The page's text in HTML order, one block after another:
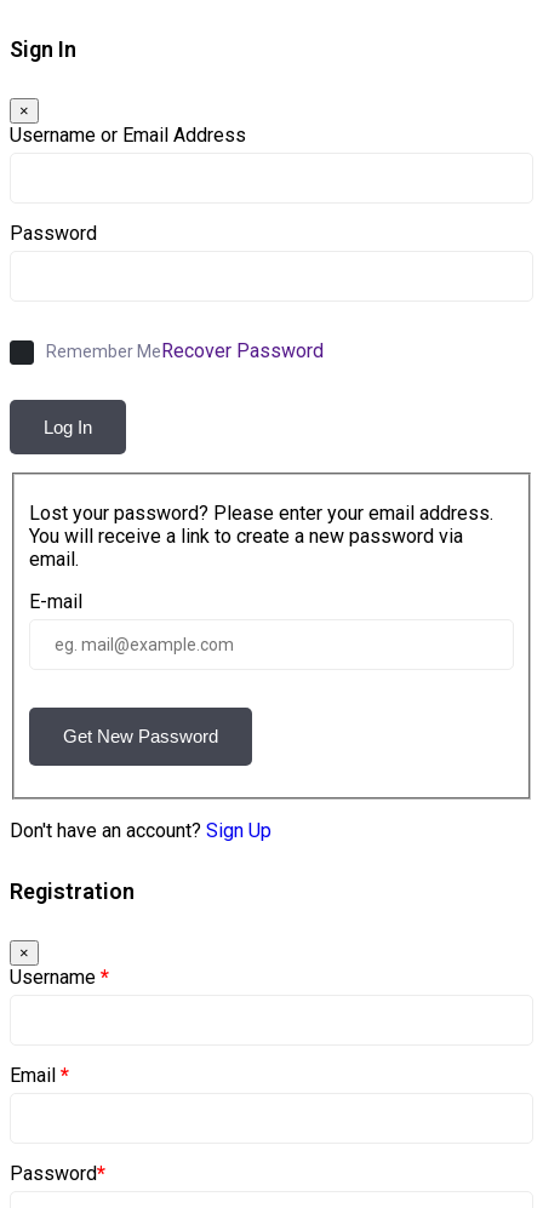
Sign In
×
Username or Email Address
Password
Remember MeRecover Password
Log In
Lost your password? Please enter your email address.
You will receive a link to create a new password via
email.
E-mail
Get New Password
Don't have an account? Sign Up
Registration
×
Username *
Email *
Password*